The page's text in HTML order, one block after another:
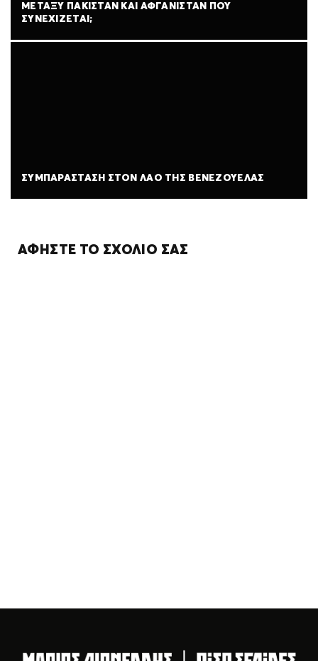
ΜΕΤΑΞΎ ΠΑΚΙΣΤΆΝ ΚΑΙ ΑΦΓΑΝΙΣΤΆΝ ΠΟΥ
ΣΥΝΕΧΊΖΕΤΑΙ;
ΣΥΜΠΑΡΆΣΤΑΣΗ ΣΤΟΝ ΛΑΌ ΤΗΣ ΒΕΝΕΖΟΥΈΛΑΣ
ΑΦΉΣΤΕ ΤΟ ΣΧΌΛΙΌ ΣΑΣ